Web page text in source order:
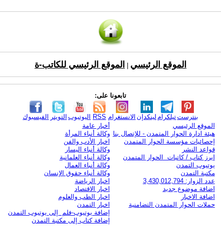
الموقع الرئيسي الموقع الرئيسي للكاتب-ة
تابعونا على:
الفيسبوك التويتر اليوتيوب RSS الانستغرام لينكدإن تيلكرامبنترست
الموقع الرئيسي
هيئة ادارة الحوار المتمدن - للإتصال بنا
إحصائيات مؤسسة الحوار المتمدن
قواعد النشر
ابرز كتاب / كاتبات الحوار المتمدن
يوتيوب التمدن
مكتبة التمدن
عدد الزوار: 3,430,012,794
اضافة موضوع جديد
اضافة الاخبار
حملات الحوار المتمدن التضامنية
أخبار عامة
وكالة أنباء المرأة
اخبار الأدب والفن
وكالة أنباء اليسار
وكالة أنباء العلمانية
وكالة أنباء العمال
وكالة أنباء حقوق الإنسان
اخبار الرياضة
اخبار الاقتصاد
اخبار الطب والعلوم
اخبار التمدن
إضافة يوتيوب-فلم إلى يوتيوب التمدن
إضافة كتاب إلى مكتبة التمدن